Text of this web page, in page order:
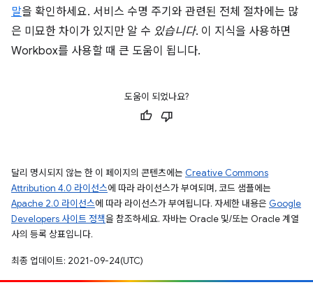
말을 확인하세요. 서비스 수명 주기와 관련된 전체 절차에는 많
은 미묘한 차이가 있지만 알 수 있습니다. 이 지식을 사용하면
Workbox를 사용할 때 큰 도움이 됩니다.
도움이 되었나요?
달리 명시되지 않는 한 이 페이지의 콘텐츠에는 Creative Commons
Attribution 4.0 라이선스에 따라 라이선스가 부여되며, 코드 샘플에는
Apache 2.0 라이선스에 따라 라이선스가 부여됩니다. 자세한 내용은 Google
Developers 사이트 정책을 참조하세요. 자바는 Oracle 및/또는 Oracle 계열
사의 등록 상표입니다.
최종 업데이트: 2021-09-24(UTC)